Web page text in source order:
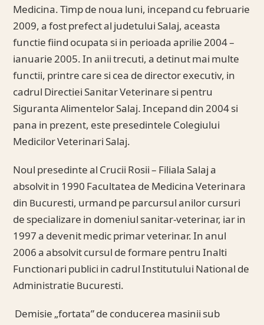
Medicina. Timp de noua luni, incepand cu februarie
2009, a fost prefect al judetului Salaj, aceasta
functie fiind ocupata si in perioada aprilie 2004 –
ianuarie 2005. In anii trecuti, a detinut mai multe
functii, printre care si cea de director executiv, in
cadrul Directiei Sanitar Veterinare si pentru
Siguranta Alimentelor Salaj. Incepand din 2004 si
pana in prezent, este presedintele Colegiului
Medicilor Veterinari Salaj.
Noul presedinte al Crucii Rosii – Filiala Salaj a
absolvit in 1990 Facultatea de Medicina Veterinara
din Bucuresti, urmand pe parcursul anilor cursuri
de specializare in domeniul sanitar-veterinar, iar in
1997 a devenit medic primar veterinar. In anul
2006 a absolvit cursul de formare pentru Inalti
Functionari publici in cadrul Institutului National de
Administratie Bucuresti.
Demisie „fortata” de conducerea masinii sub